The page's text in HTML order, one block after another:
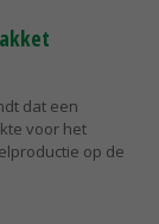
dat een
voor het
op de